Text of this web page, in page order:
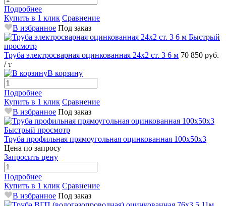
Подробнее
Купить в 1 клик Сравнение
В избранное Под заказ
Быстрый
просмотр
Труба электросварная оцинкованная 24х2 ст. 3 6 м 70 850 руб.
/ т
В корзину
Подробнее
Купить в 1 клик Сравнение
В избранное Под заказ
Быстрый просмотр
Труба профильная прямоугольная оцинкованная 100х50х3
Цена по запросу
Запросить цену
Подробнее
Купить в 1 клик Сравнение
В избранное Под заказ